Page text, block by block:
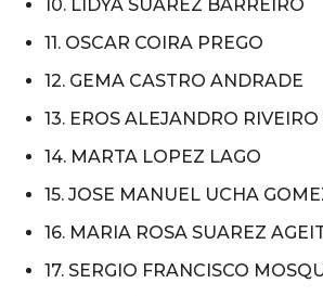
10. LIDYA SUAREZ BARREIRO
11. OSCAR COIRA PREGO
12. GEMA CASTRO ANDRADE
13. EROS ALEJANDRO
14. MARTA LOPEZ LAGO
15. JOSE MANUEL UCHA
16. MARIA ROSA SUAREZ
17. SERGIO FRANCISCO